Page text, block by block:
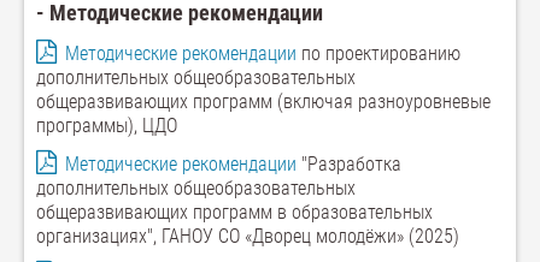
- Методические рекомендации
Методические рекомендации по проектированию
дополнительных общеобразовательных
общеразвивающих программ (включая разноуровневые
программы), ЦДО
Методические рекомендации "Разработка
дополнительных общеобразовательных
общеразвивающих программ в образовательных
организациях", ГАНОУ СО «Дворец молодёжи» (2025)